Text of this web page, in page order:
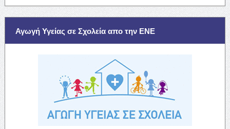
Αγωγή Υγείας σε Σχολεία απο την ΕΝΕ